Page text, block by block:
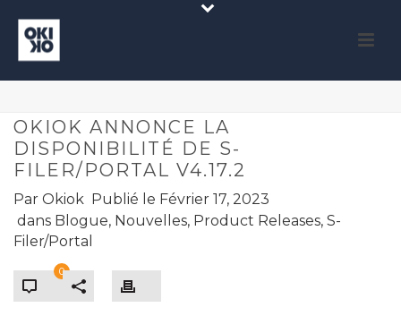
OKIOK ANNONCE LA
DISPONIBILITÉ DE S-
FILER/PORTAL V4.17.2
Par Okiok Publié le Février 17, 2023
dans Blogue, Nouvelles, Product Releases, S-
Filer/Portal
0